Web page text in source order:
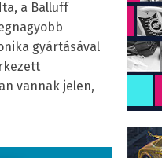
a Balluff
gyártásával
vannak jelen,